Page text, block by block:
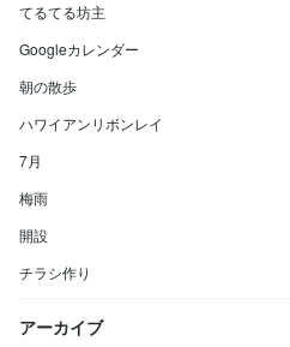
てるてる坊主
Googleカレンダー
朝の散歩
ハワイアンリボンレイ
7月
梅雨
開設
チラシ作り
アーカイブ